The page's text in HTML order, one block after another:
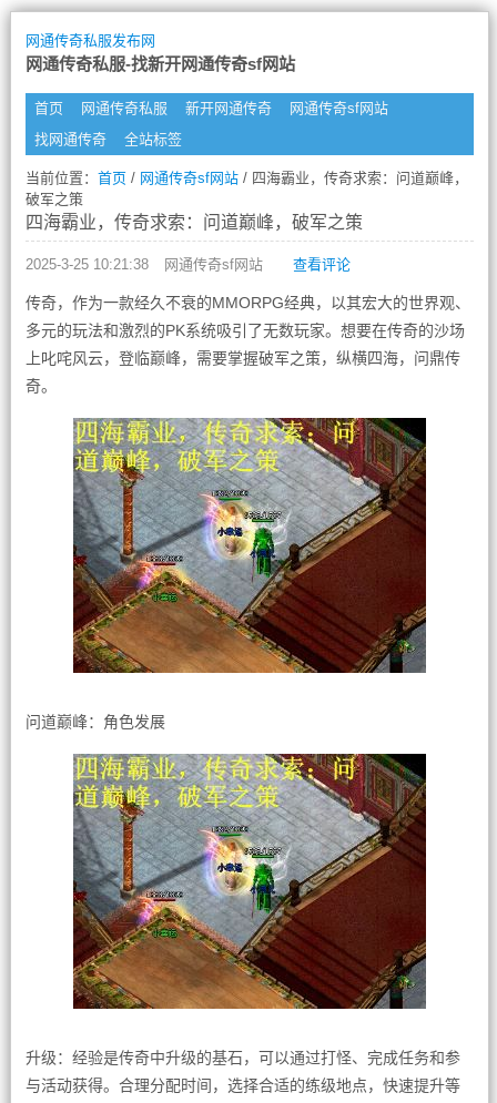
网通传奇私服发布网
网通传奇私服-找新开网通传奇sf网站
首页 网通传奇私服 新开网通传奇
网通传奇sf网站
找网通传奇
全站标签
当前位置： 首页/ 网通传奇sf网站/ 四海霸业，传奇求索：问道巅峰，
破军之策
四海霸业，传奇求索：问道巅峰，破军之策
2025-3-25 10:21:38 网通传奇sf网站 查看评论
传奇，作为一款经久不衰的MMORPG经典，以其宏大的世界观、
多元的玩法和激烈的PK系统吸引了无数玩家。想要在传奇的沙场
上叱咤风云，登临巅峰，需要掌握破军之策，纵横四海，问鼎传
奇。
问道巅峰：角色发展
升级：经验是传奇中升级的基石，可以通过打怪、完成任务和参
与活动获得。合理分配时间，选择合适的练级地点，快速提升等